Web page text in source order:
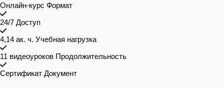
Онлайн-курс Формат
24/7 Доступ
4,14 ак. ч. Учебная нагрузка
11 видеоуроков Продолжительность
Сертификат Документ